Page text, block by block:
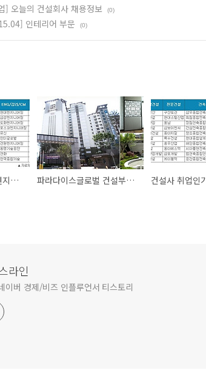
] 오늘의 건설회사 채용정보 (0)
인테리어 부문 (0)
[4월] 삼성물산-현대엔지니어링, 건설사 취업인기 부문별 1위 파라다이스글로벌 건설부문 ♡ 토목 프로젝트 계약직 채용정보
라인
이버 경제/비즈 인플루언서 티스토리